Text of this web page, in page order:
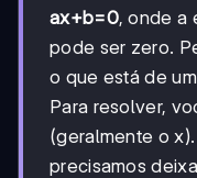
ax+b=0, onde a
pode ser zero.
o que está de
Para resolver,
(geralmente o
precisamos